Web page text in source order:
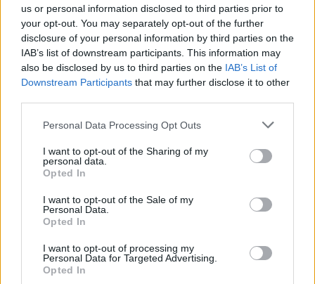
us or personal information disclosed to third parties prior to
your opt-out. You may separately opt-out of the further
disclosure of your personal information by third parties on the
IAB’s list of downstream participants. This information may
also be disclosed by us to third parties on the IAB’s List of
Downstream Participants that may further disclose it to other
Please note that this website/app uses one or more Google
not limited to your visit or usage behaviour. You may click to
grant or deny consent to Google and its third-party tags to
use your data for below specified purposes in below Google
consent section.
Personal Data Processing Opt Outs
I want to opt-out of the Sharing of my
personal data.
Opted In
I want to opt-out of the Sale of my
Personal Data.
Opted In
I want to opt-out of processing my
Personal Data for Targeted Advertising.
Opted In
BKV figyelő.hu•2011. július 07.
A vakvágány is találhat magának új végállomást.
Csak nézőpontot kell hozzá váltani. A főváros
közlekedési ügyekért felelős cégének ? a Budapesti
Közlekedési Központ (BKK) ? a vezérigazgatója, Vitézy
Dávid ezt meg is tette. A múlt heti közgyűlésen
vélhetőleg új…
Még nem zárják le a 3-as metró déli
végállomását
BKV figyelő.hu• 2011. június 16.
Elhalasztották a 3-as metró déli végállomásának
lezárását, tudta meg az [origo]. A metró eredetileg
csütörtöktől augusztus közepéig csak a Határ útig